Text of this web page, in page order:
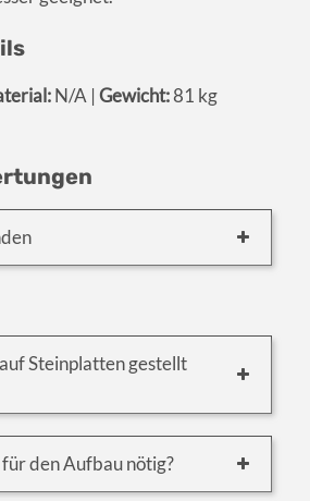
N/A | Gewicht:81 kg
Steinplatten gestellt
den Aufbau nötig?